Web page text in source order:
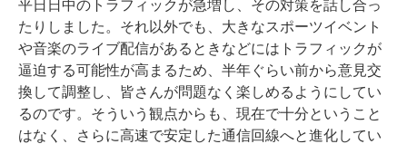
平日日中のトラフィックが急増し、その対策を話し合っ
たりしました。それ以外でも、大きなスポーツイベント
や音楽のライブ配信があるときなどにはトラフィックが
逼迫する可能性が高まるため、半年ぐらい前から意見交
換して調整し、皆さんが問題なく楽しめるようにしてい
るのです。そういう観点からも、現在で十分ということ
はなく、さらに高速で安定した通信回線へと進化してい